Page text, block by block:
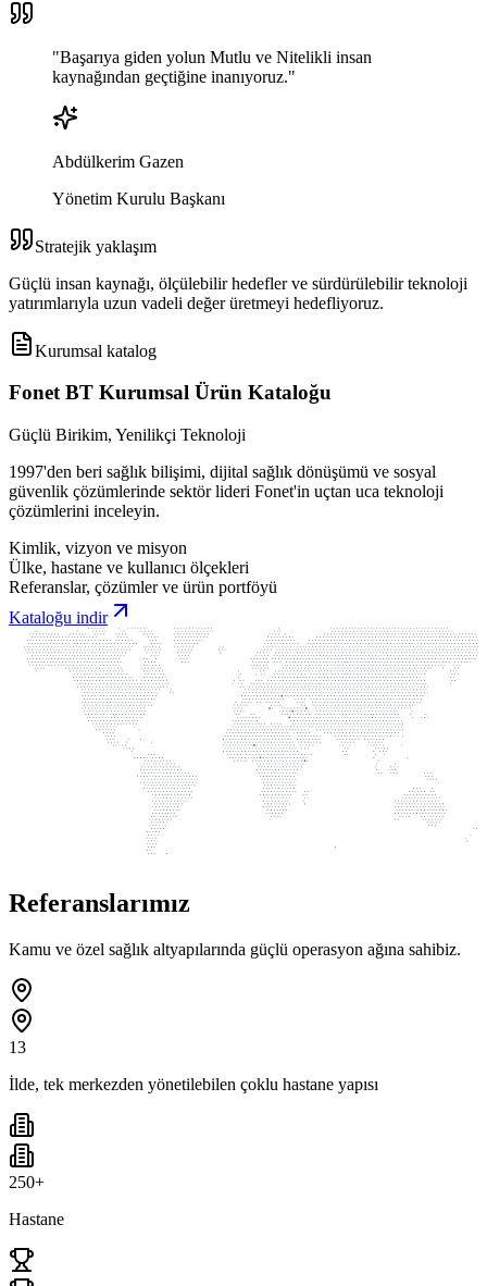
"Başarıya giden yolun Mutlu ve Nitelikli insan
kaynağından geçtiğine inanıyoruz."
Abdülkerim Gazen
Yönetim Kurulu Başkanı
Stratejik yaklaşım
Güçlü insan kaynağı, ölçülebilir hedefler ve sürdürülebilir teknoloji
yatırımlarıyla uzun vadeli değer üretmeyi hedefliyoruz.
Kurumsal katalog
Fonet BT Kurumsal Ürün Kataloğu
Güçlü Birikim, Yenilikçi Teknoloji
1997'den beri sağlık bilişimi, dijital sağlık dönüşümü ve sosyal
güvenlik çözümlerinde sektör lideri Fonet'in uçtan uca teknoloji
çözümlerini inceleyin.
Kimlik, vizyon ve misyon
Ülke, hastane ve kullanıcı ölçekleri
Referanslar, çözümler ve ürün portföyü
Kataloğu indir
Referanslarımız
Kamu ve özel sağlık altyapılarında güçlü operasyon ağına sahibiz.
13
İlde, tek merkezden yönetilebilen çoklu hastane yapısı
250+
Hastane